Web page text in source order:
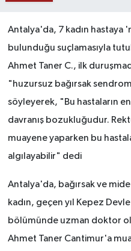
Antalya'da, 7 kadın hastaya
bulunduğu suçlamasıyla
Ahmet Taner C., ilk
"huzursuz bağırsak
söyleyerek, "Bu hastaların
davranış bozukluğudur.
muayene yaparken bu
algılayabilir" dedi
Antalya'da, bağırsak ve mide
kadın, geçen yıl Kepez
bölümünde uzman doktor
Ahmet Taner Cantimur'a